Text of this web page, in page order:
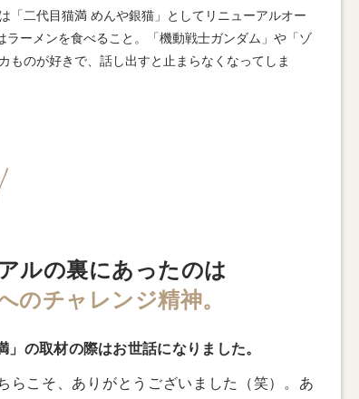
「二代目猫満 めんや銀猫」としてリニューアルオー
ラーメンを食べること。「機動戦士ガンダム」や「ゾ
ものが好きで、話し出すと止まらなくなってしま
ルの裏にあったのは
のチャレンジ精神。
の取材の際はお世話になりました。
らこそ、ありがとうございました（笑）。あ